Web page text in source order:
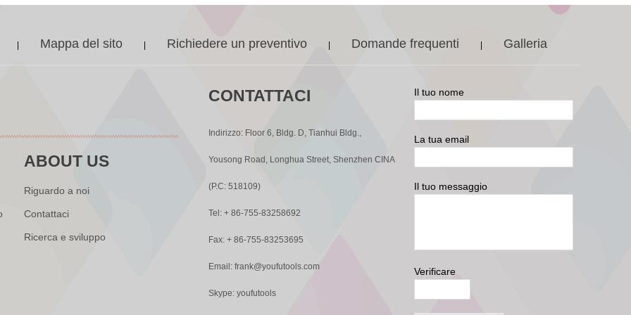
| Mappa del sito | Richiedere un preventivo | Domande frequenti | Galleria
ABOUT US
Riguardo a noi
Contattaci
Ricerca e sviluppo
CONTATTACI
Indirizzo: Floor 6, Bldg. D, Tianhui Bldg.,
Yousong Road, Longhua Street, Shenzhen CINA
(P.C: 518109)
Tel: + 86-755-83258692
Fax: + 86-755-83253695
Email: frank@youfutools.com
Skype: youfutools
Il tuo nome
La tua email
Il tuo messaggio
Verificare